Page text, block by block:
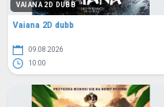
VAIANA 2D DUBB
Vaiana 2D dubb
09.08.2026
10:00